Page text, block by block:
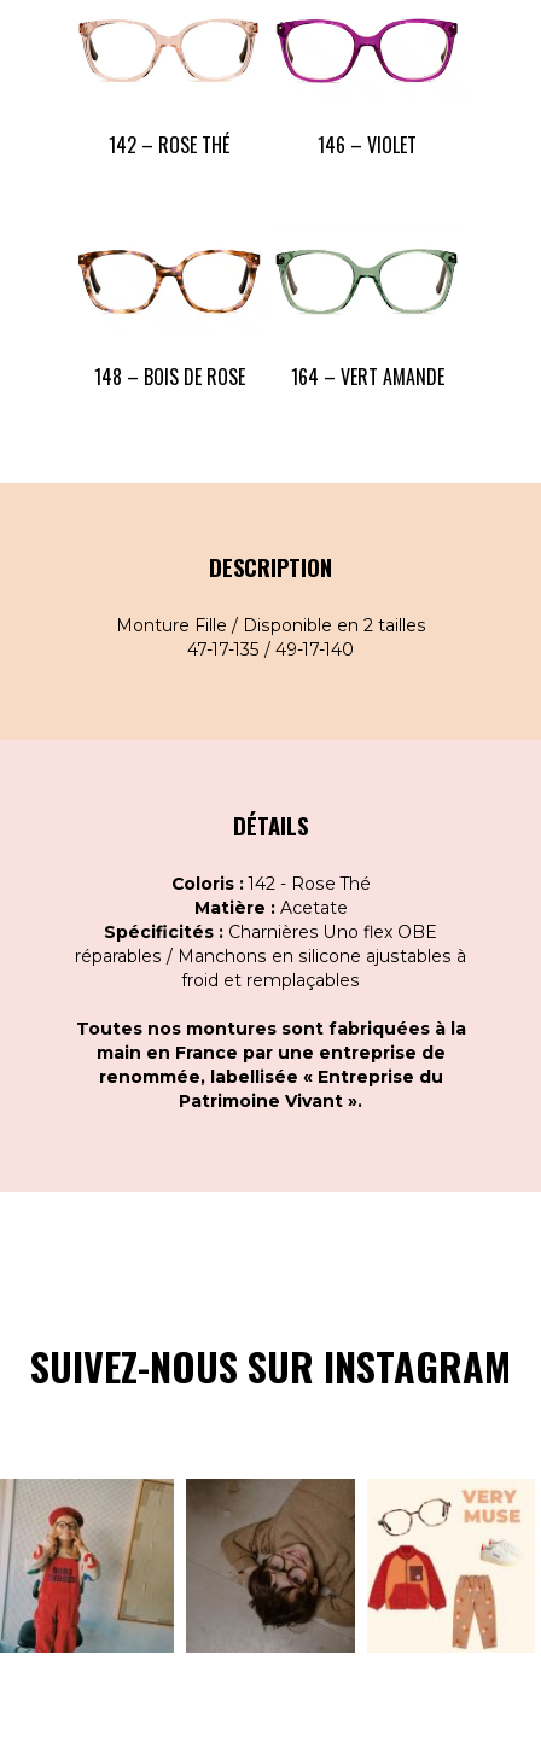
142 – ROSE THÉ 146 – VIOLET
148 – BOIS DE ROSE 164 – VERT AMANDE
DESCRIPTION
Monture Fille / Disponible en 2 tailles
47-17-135 / 49-17-140
DÉTAILS
Coloris :142 - Rose Thé
Matière : Acetate
Spécificités : Charnières Uno flex OBE
réparables / Manchons en silicone ajustables à
froid et remplaçables
Toutes nos montures sont fabriquées à la
main en France par une entreprise de
renommée, labellisée « Entreprise du
Patrimoine Vivant ».
SUIVEZ-NOUS SUR INSTAGRAM